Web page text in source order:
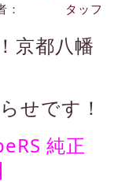
：
タッフ
京都八幡
せです！
純正